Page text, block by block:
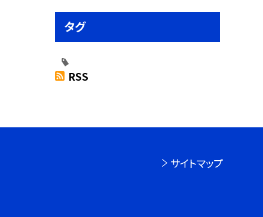
タグ
RSS
サイトマップ